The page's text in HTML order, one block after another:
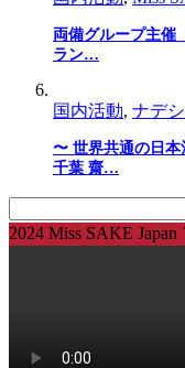
両備グループ主催
ラン…
国内活動, ナデ
〜 世界共通の日本
千葉 齋…
索:
2024 Miss SAKE